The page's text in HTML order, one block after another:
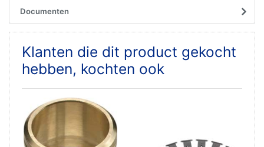
Documenten
Klanten die dit product gekocht
hebben, kochten ook